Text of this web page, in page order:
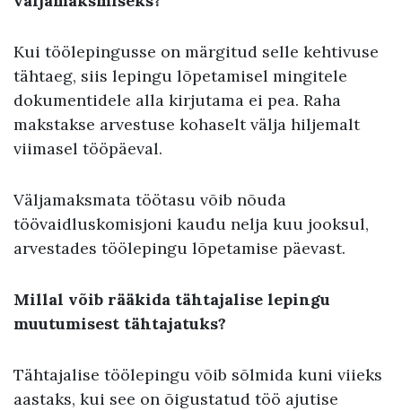
Kui töölepingusse on märgitud selle kehtivuse
tähtaeg, siis lepingu lõpetamisel mingitele
dokumentidele alla kirjutama ei pea. Raha
makstakse arvestuse kohaselt välja hiljemalt
viimasel tööpäeval.
Väljamaksmata töötasu võib nõuda
töövaidluskomisjoni kaudu nelja kuu jooksul,
arvestades töölepingu lõpetamise päevast.
Millal võib rääkida tähtajalise lepingu
muutumisest tähtajatuks?
Tähtajalise töölepingu võib sõlmida kuni viieks
aastaks, kui see on õigustatud töö ajutise